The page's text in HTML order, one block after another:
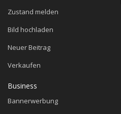
Zustand melden
Bild hochladen
Neuer Beitrag
Verkaufen
Business
Bannerwerbung